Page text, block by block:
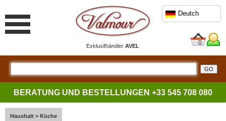
ExklusifhändlerAVEL
Deutch
0
BERATUNG UND BESTELLUNGEN +33 545 708 080
Haushalt > Küche